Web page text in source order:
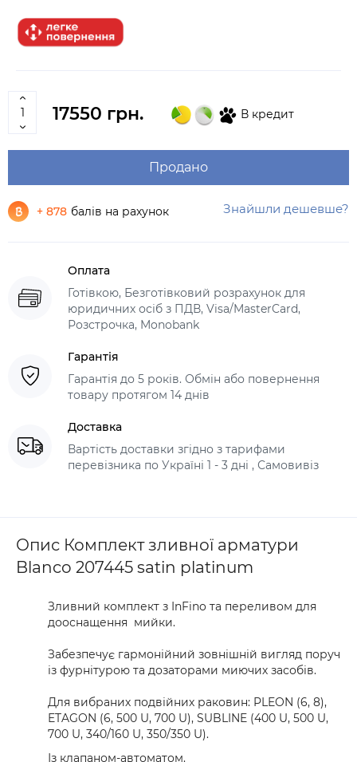
17550 грн. В кредит
Продано
+ 878 балів на рахунок Знайшли дешевше?
Оплата
Готівкою, Безготівковий розрахунок для
юридичних осіб з ПДВ, Visa/MasterCard,
Розстрочка, Monobank
Гарантія
Гарантія до 5 років. Обмін або повернення
товару протягом 14 днів
Доставка
Вартість доставки згідно з тарифами
перевізника по Україні 1 - 3 дні , Самовивіз
Опис Комплект зливної арматури
Blanco 207445 satin platinum
Зливний комплект з InFino та переливом для
дооснащення мийки.
Забезпечує гармонійний зовнішній вигляд поруч
із фурнітурою та дозаторами миючих засобів.
Для вибраних подвійних раковин: PLEON (6, 8),
ETAGON (6, 500 U, 700 U), SUBLINE (400 U, 500 U,
700 U, 340/160 U, 350/350 U).
Із клапаном-автоматом.